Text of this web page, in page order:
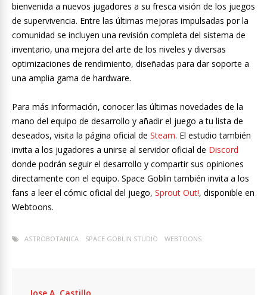
bienvenida a nuevos jugadores a su fresca visión de los juegos
de supervivencia. Entre las últimas mejoras impulsadas por la
comunidad se incluyen una revisión completa del sistema de
inventario, una mejora del arte de los niveles y diversas
optimizaciones de rendimiento, diseñadas para dar soporte a
una amplia gama de hardware.
Para más información, conocer las últimas novedades de la
mano del equipo de desarrollo y añadir el juego a tu lista de
deseados, visita la página oficial de Steam. El estudio también
invita a los jugadores a unirse al servidor oficial de Discord
donde podrán seguir el desarrollo y compartir sus opiniones
directamente con el equipo. Space Goblin también invita a los
fans a leer el cómic oficial del juego, Sprout Out!, disponible en
Webtoons.
ASTROBOTANICA SPACE GOBLIN STUDIO WEBTOONS